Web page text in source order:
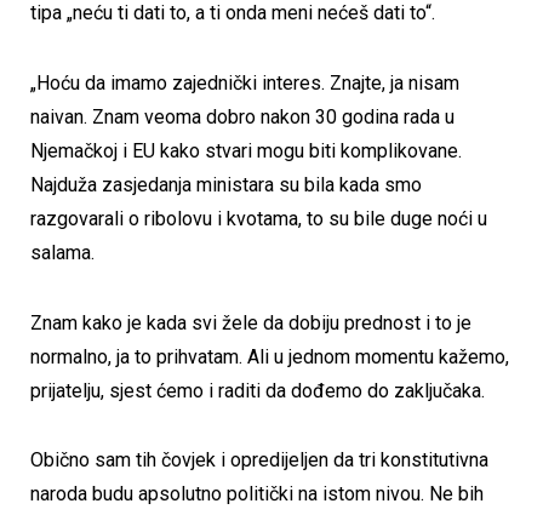
tipa „neću ti dati to, a ti onda meni nećeš dati to“.
„Hoću da imamo zajednički interes. Znajte, ja nisam
naivan. Znam veoma dobro nakon 30 godina rada u
Njemačkoj i EU kako stvari mogu biti komplikovane.
Najduža zasjedanja ministara su bila kada smo
razgovarali o ribolovu i kvotama, to su bile duge noći u
salama.
Znam kako je kada svi žele da dobiju prednost i to je
normalno, ja to prihvatam. Ali u jednom momentu kažemo,
prijatelju, sjest ćemo i raditi da dođemo do zaključaka.
Obično sam tih čovjek i opredijeljen da tri konstitutivna
naroda budu apsolutno politički na istom nivou. Ne bih